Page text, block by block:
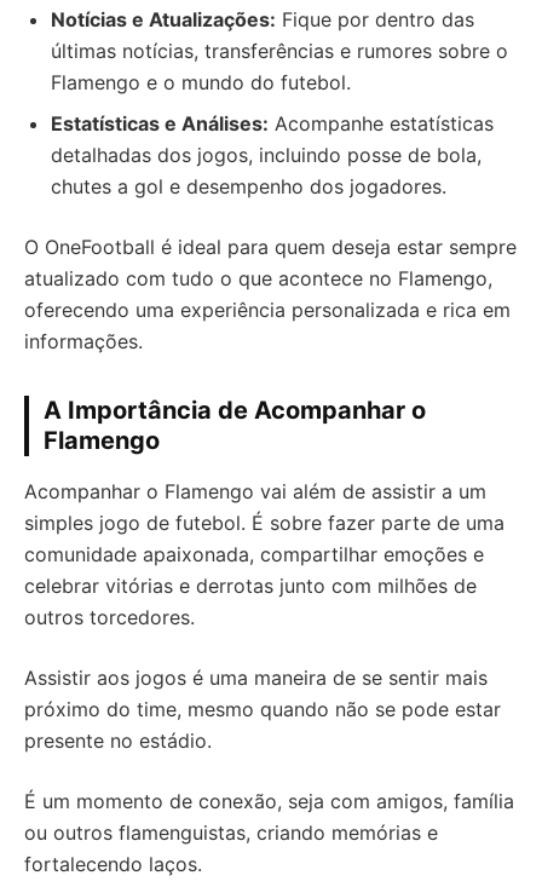
Notícias e Atualizações: Fique por dentro das
últimas notícias, transferências e rumores sobre o
Flamengo e o mundo do futebol.
Estatísticas e Análises: Acompanhe estatísticas
detalhadas dos jogos, incluindo posse de bola,
chutes a gol e desempenho dos jogadores.
O OneFootball é ideal para quem deseja estar sempre
atualizado com tudo o que acontece no Flamengo,
oferecendo uma experiência personalizada e rica em
informações.
A Importância de Acompanhar o
Flamengo
Acompanhar o Flamengo vai além de assistir a um
simples jogo de futebol. É sobre fazer parte de uma
comunidade apaixonada, compartilhar emoções e
celebrar vitórias e derrotas junto com milhões de
outros torcedores.
Assistir aos jogos é uma maneira de se sentir mais
próximo do time, mesmo quando não se pode estar
presente no estádio.
É um momento de conexão, seja com amigos, família
ou outros flamenguistas, criando memórias e
fortalecendo laços.